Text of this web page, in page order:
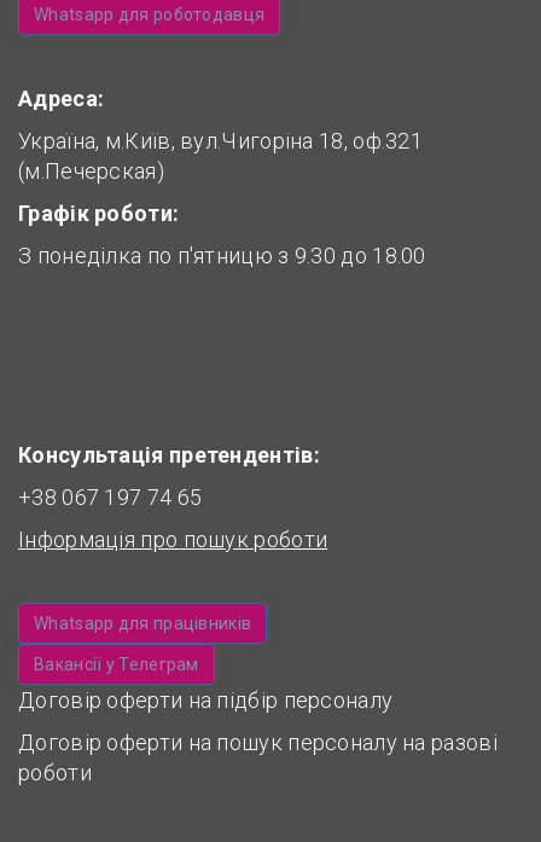
Whatsapp для роботодавця
Адреса:
Україна, м.Київ, вул.Чигоріна 18, оф.321
(м.Печерская)
Графік роботи:
З понеділка по п'ятницю з 9.30 до 18.00
Консультація претендентів:
+38 067 197 74 65
Інформація про пошук роботи
Whatsapp для працівників
Вакансії у Телеграм
Договір оферти на підбір персоналу
Договір оферти на пошук персоналу на разові
роботи